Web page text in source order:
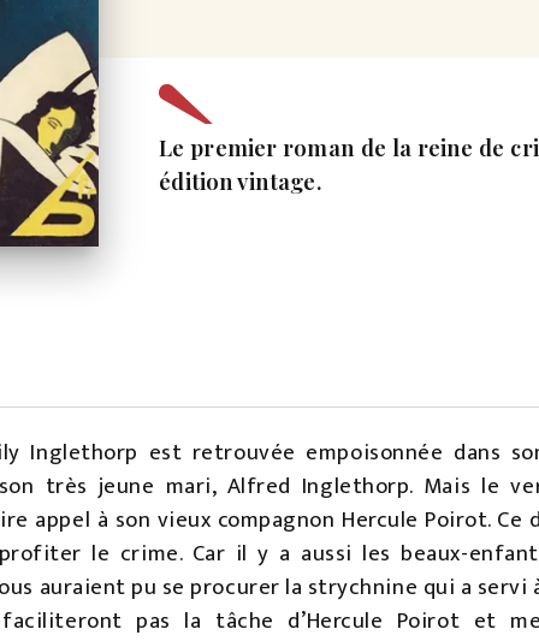
Le premier roman de la reine de
édition vintage.
Inglethorp est retrouvée empoisonnée dans
très jeune mari, Alfred Inglethorp. Mais le
appel à son vieux compagnon Hercule Poirot.
le crime. Car il y a aussi les beaux-
auraient pu se procurer la strychnine qui a servi
pas la tâche d’Hercule Poirot et